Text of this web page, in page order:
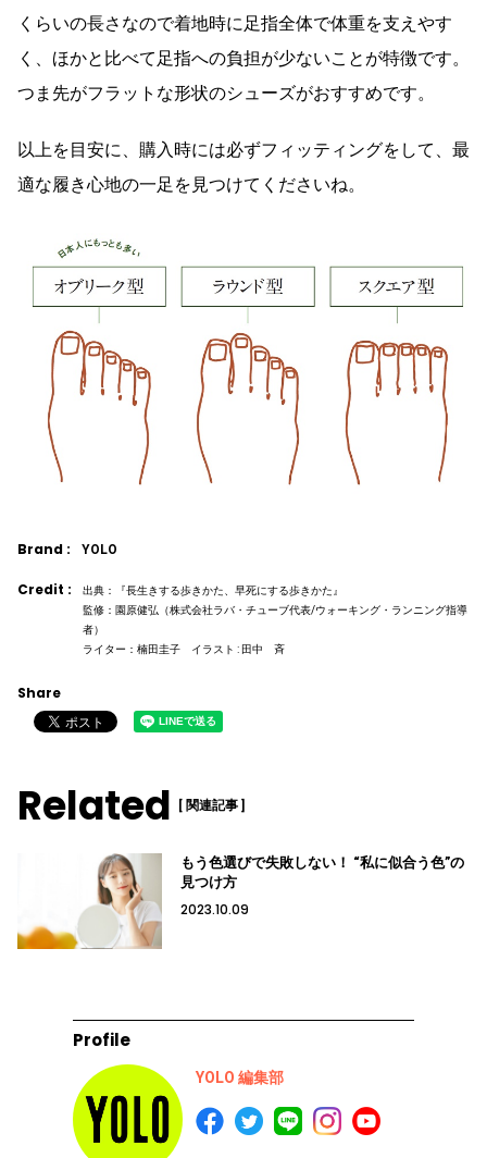
くらいの長さなので着地時に足指全体で体重を支えやす
く、ほかと比べて足指への負担が少ないことが特徴です。
つま先がフラットな形状のシューズがおすすめです。
以上を目安に、購入時には必ずフィッティングをして、最
適な履き心地の一足を見つけてくださいね。
Brand : YOLO
Credit :
出典：『長生きする歩きかた、早死にする歩きかた』
監修：園原健弘（株式会社ラバ・チューブ代表/ウォーキング・ランニング指導
者）
ライター：楠田圭子 イラスト : 田中 斉
Share
Related [ 関連記事 ]
もう色選びで失敗しない！ “私に似合う色”の
見つけ方
2023.10.09
Profile
YOLO 編集部